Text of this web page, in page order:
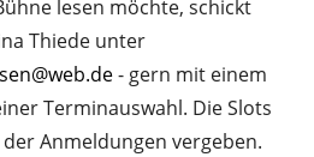
lesen möchte, schickt
Thiede unter
- gern mit einem
Terminauswahl. Die Slots
Anmeldungen vergeben.